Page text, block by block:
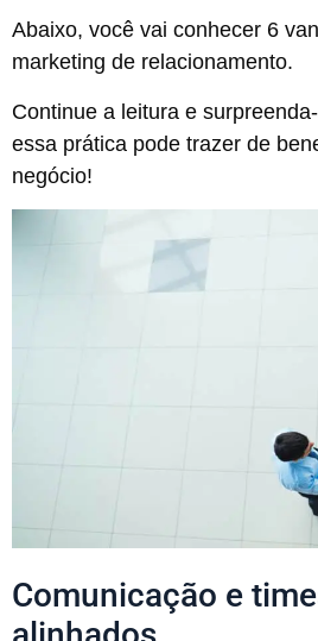
Abaixo, você vai conhecer 6
marketing de relacionamento.
Continue a leitura e
essa prática pode trazer de
negócio!
Comunicação e